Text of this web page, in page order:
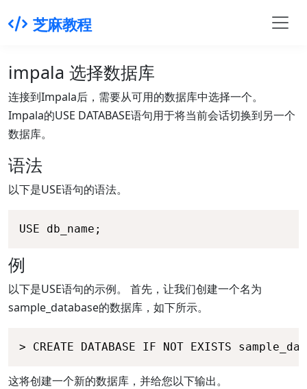
芝麻教程
impala 选择数据库
连接到Impala后，需要从可用的数据库中选择一个。
Impala的USE DATABASE语句用于将当前会话切换到另一个
数据库。
语法
以下是USE语句的语法。
USE db_name;
例
以下是USE语句的示例。 首先，让我们创建一个名为
sample_database的数据库，如下所示。
> CREATE DATABASE IF NOT EXISTS
这将创建一个新的数据库，并给您以下输出。